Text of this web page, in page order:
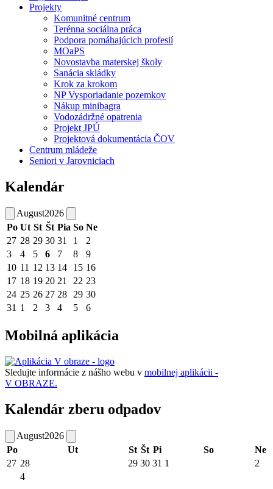
Projekty
Komunitné centrum
Terénna sociálna práca
Podpora pomáhajúcich profesií
MOaPS
Novostavba materskej školy
Sanácia skládky
Krok za krokom
NP Vysporiadanie pozemkov
Nákup minibagra
Vodozádržné opatrenia
Projekt JPÚ
Projektová dokumentácia ČOV
Centrum mládeže
Seniori v Jarovniciach
Kalendár
August2026
Po Ut St Št Pia So Ne
27 28 29 30 31 1
2
3
4 5 6 7 8
9
10 11 12 13 14 15 16
17 18 19 20 21 22 23
24 25 26 27 28 29 30
31 1 2 3 4 5 6
Mobilná aplikácia
Sledujte informácie z nášho webu v mobilnej aplikácii -
V OBRAZE.
Kalendár zberu odpadov
August2026
Po
Ut St Št Pi So
Ne
27 28 29 30 31 1 2
4